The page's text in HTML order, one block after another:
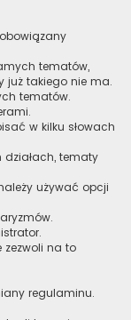
tematów,
już takiego nie ma.
tematów.
w kilku słowach
tematy
używać opcji
zezwoli na to
regulaminu.